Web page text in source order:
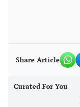
Share Article
Curated For You